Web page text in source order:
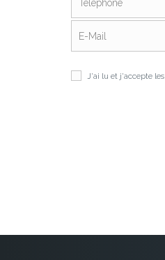
J'ai lu et j'accepte les